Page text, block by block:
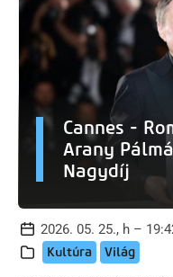
Cannes -
Arany
Nagydíj
2026. 05. 25., h –
Kultúra Világ